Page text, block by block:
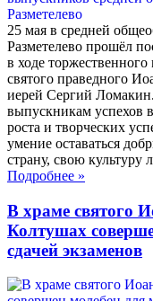
25 мая в средней
Разметелево прошёл
в ходе
святого праведного
иерей Сергий
выпускникам успехов
роста и творческих
умение оставаться
страну, свою культуру
Подробнее »
В храме святого
Колтушах
сдачей экзаменов